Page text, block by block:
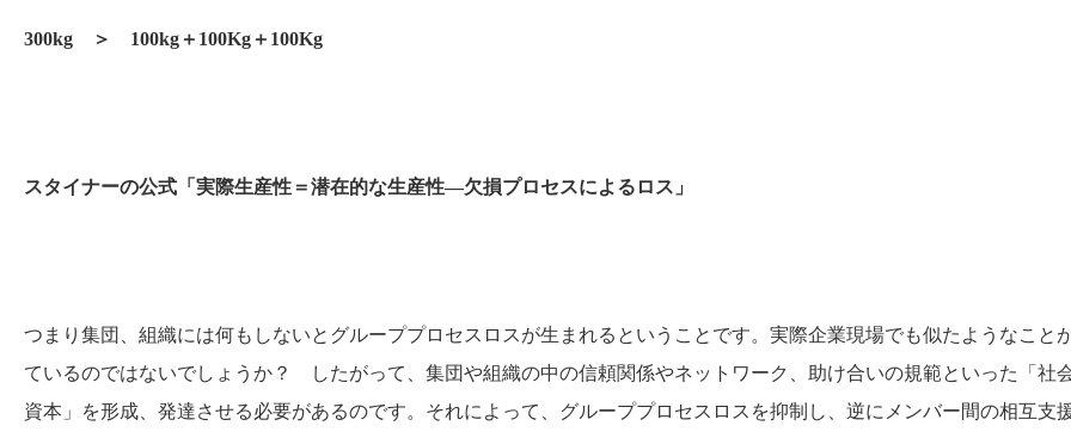
300kg ＞ 100kg＋100Kg＋100Kg
スタイナーの公式「実際生産性＝潜在的な生産性―欠損プロセスによるロス」
つまり集団、組織には何もしないとグループプロセスロスが生まれるということです。実際企業現場でも似たようなこと
ているのではないでしょうか？ したがって、集団や組織の中の信頼関係やネットワーク、助け合いの規範といった「社
資本」を形成、発達させる必要があるのです。それによって、グループプロセスロスを抑制し、逆にメンバー間の相互支